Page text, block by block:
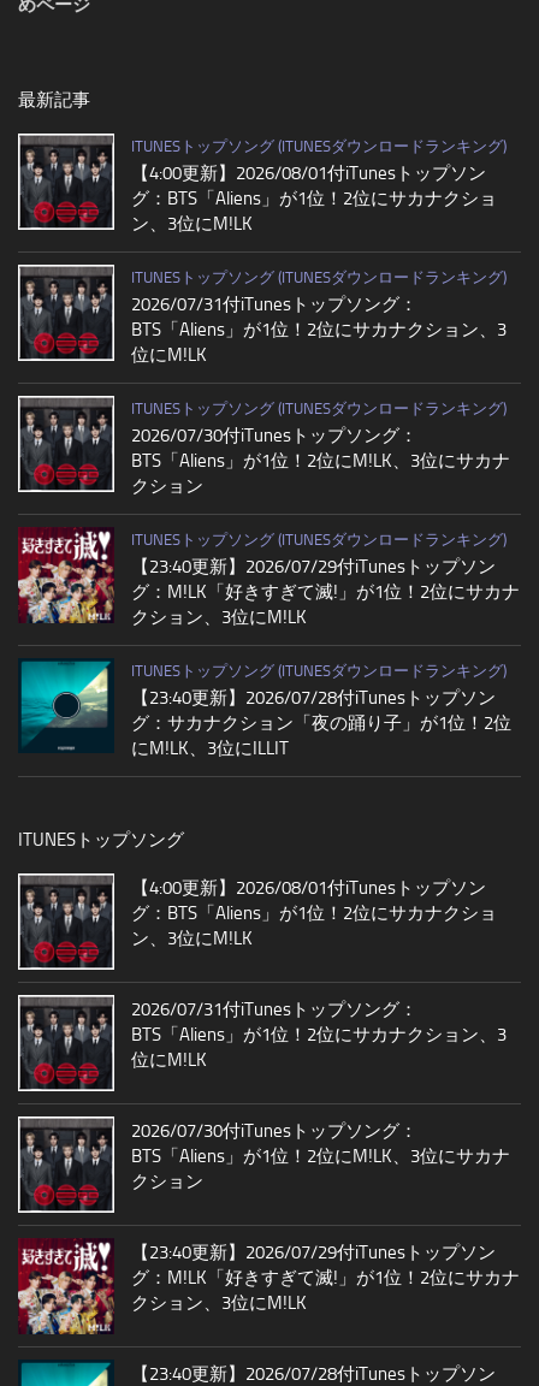
めページ
最新記事
ITUNESトップソング (ITUNESダウンロードランキング)
【4:00更新】2026/08/01付iTunesトップソン
グ：BTS「Aliens」が1位！2位にサカナクショ
ン、3位にM!LK
ITUNESトップソング (ITUNESダウンロードランキング)
2026/07/31付iTunesトップソング：
BTS「Aliens」が1位！2位にサカナクション、3
位にM!LK
ITUNESトップソング (ITUNESダウンロードランキング)
2026/07/30付iTunesトップソング：
BTS「Aliens」が1位！2位にM!LK、3位にサカナ
クション
ITUNESトップソング (ITUNESダウンロードランキング)
【23:40更新】2026/07/29付iTunesトップソン
グ：M!LK「好きすぎて滅!」が1位！2位にサカナ
クション、3位にM!LK
ITUNESトップソング (ITUNESダウンロードランキング)
【23:40更新】2026/07/28付iTunesトップソン
グ：サカナクション「夜の踊り子」が1位！2位
にM!LK、3位にILLIT
ITUNESトップソング
【4:00更新】2026/08/01付iTunesトップソン
グ：BTS「Aliens」が1位！2位にサカナクショ
ン、3位にM!LK
2026/07/31付iTunesトップソング：
BTS「Aliens」が1位！2位にサカナクション、3
位にM!LK
2026/07/30付iTunesトップソング：
BTS「Aliens」が1位！2位にM!LK、3位にサカナ
クション
【23:40更新】2026/07/29付iTunesトップソン
グ：M!LK「好きすぎて滅!」が1位！2位にサカナ
クション、3位にM!LK
【23:40更新】2026/07/28付iTunesトップソン